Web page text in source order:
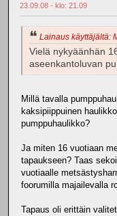
23.09.08 - klo: 21.09
Lainaus käyttäjältä:
Vielä nykyäänhän
aseenkantoluvan
Millä tavalla
kaksipiippuinen
pumppuhaulikko?
Ja miten 16 vuotiaan
tapaukseen? Taas
vuotiaalle
foorumilla majailevalla
Tapaus oli erittäin